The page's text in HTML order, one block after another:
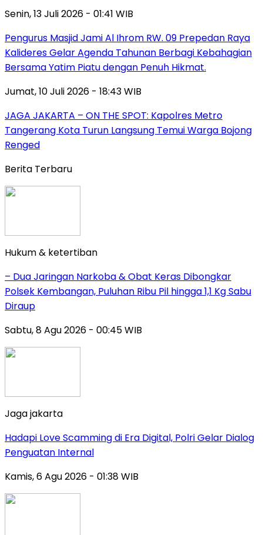
Senin, 13 Juli 2026 - 01:41 WIB
Pengurus Masjid Jami Al Ihrom RW. 09 Prepedan Raya
Kalideres Gelar Agenda Tahunan Berbagi Kebahagian
Bersama Yatim Piatu dengan Penuh Hikmat.
Jumat, 10 Juli 2026 - 18:43 WIB
JAGA JAKARTA – ON THE SPOT: Kapolres Metro
Tangerang Kota Turun Langsung Temui Warga Bojong
Renged
Berita Terbaru
Hukum & ketertiban
– Dua Jaringan Narkoba & Obat Keras Dibongkar
Polsek Kembangan, Puluhan Ribu Pil hingga 1,1 Kg Sabu
Diraup
Sabtu, 8 Agu 2026 - 00:45 WIB
Jaga jakarta
Hadapi Love Scamming di Era Digital, Polri Gelar Dialog
Penguatan Internal
Kamis, 6 Agu 2026 - 01:38 WIB